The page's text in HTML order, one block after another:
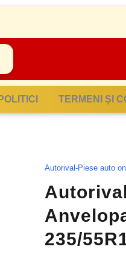
POLITICI TERMENI ȘI
Autorival-Piese auto
235/